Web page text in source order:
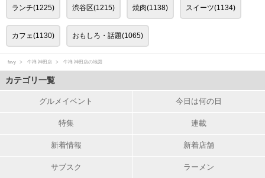
ランチ(1225) 渋谷区(1215) 焼肉(1138) スイーツ(1134)
カフェ(1130) おもしろ・話題(1065)
favy 牛禅 神田店 牛禅 神田店の地図
カテゴリ一覧
グルメイベント 今日は何の日
特集 連載
新着情報 新着店舗
サブスク ラーメン